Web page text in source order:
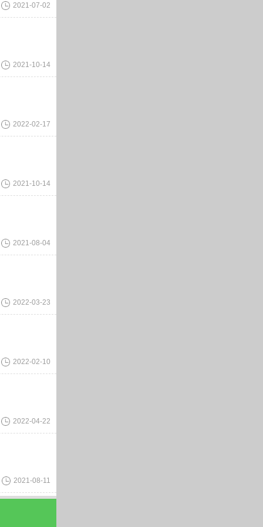
2021-07-02
2021-10-14
2022-02-17
2021-10-14
2021-08-04
2022-03-23
2022-02-10
2022-04-22
2021-08-11